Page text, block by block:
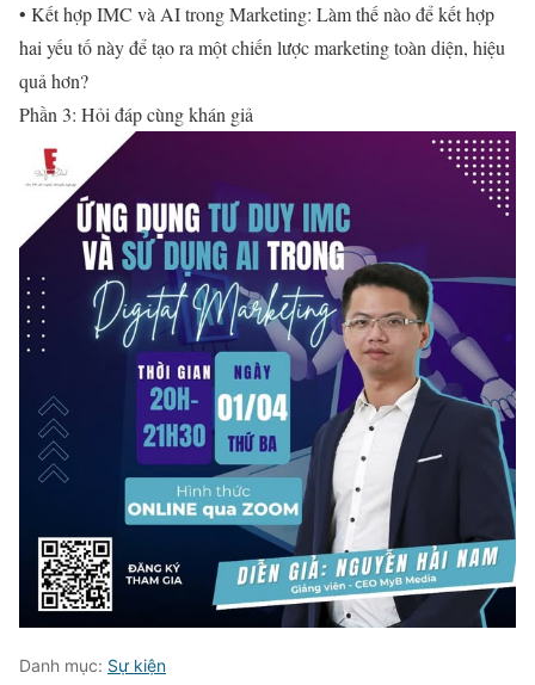
• Kết hợp IMC và AI trong Marketing: Làm thế nào để kết hợp
hai yếu tố này để tạo ra một chiến lược marketing toàn diện, hiệu
quả hơn?
Phần 3: Hỏi đáp cùng khán giả
Danh mục: Sự kiện